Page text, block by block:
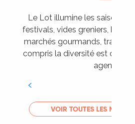
Le Lot illumine les saisons de
festivals, vides greniers,
marchés gourmands, trails
compris la diversité est de
agendas !
LIRE LA SUITE
VOIR TOUTES LES